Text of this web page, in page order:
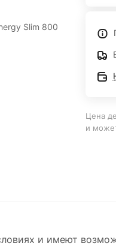
Slim 800
Цена
и
и имеют